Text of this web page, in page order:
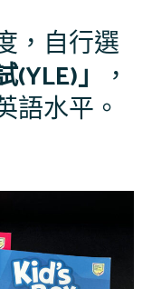
，自行選
(YLE)」 ，
語水平。